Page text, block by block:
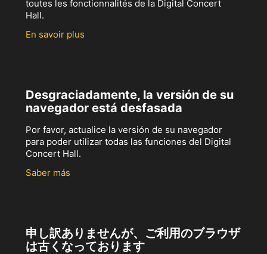
toutes les fonctionnalités de la Digital Concert
Hall.
En savoir plus
Desgraciadamente, la versión de su
navegador está desfasada
Por favor, actualice la versión de su navegador
para poder utilizar todas las funciones del Digital
Concert Hall.
Saber más
申し訳ありませんが、ご利用のブラウザ
は古くなっております